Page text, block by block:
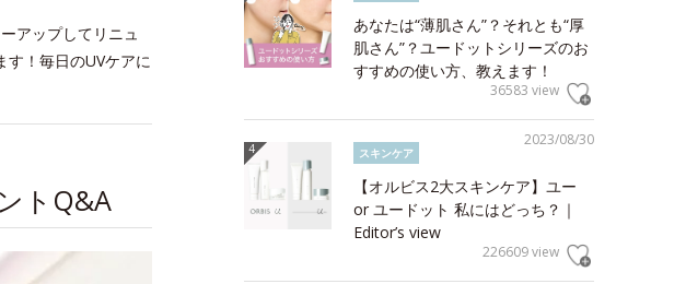
アップしてリニュ
！毎日のUVケアに
トQ&A
あなたは“薄肌さん”？それとも“厚
肌さん”？ユードットシリーズのお
すすめの使い方、教えます！
36583 view
2023/08/30
スキンケア
【オルビス2大スキンケア】ユー
or ユードット 私にはどっち？｜
Editor’s view
226609 view